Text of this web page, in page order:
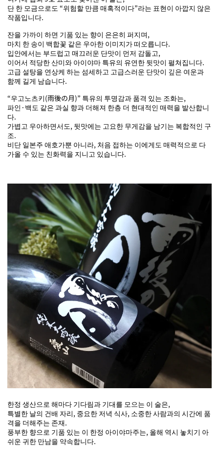
단 한 모금으로도 “위험할 만큼 매혹적이다”라는 표현이 아깝지 않은
작품입니다.
잔을 가까이 하면 기품 있는 향이 은은히 퍼지며,
마치 한 송이 백합꽃 같은 우아한 이미지가 떠오릅니다.
입안에서는 부드럽고 매끄러운 단맛이 먼저 감돌고,
이어서 적당한 산미와 아이야마 특유의 유연한 뒷맛이 펼쳐집니다.
고급 설탕을 연상케 하는 섬세하고 고급스러운 단맛이 깊은 여운과
함께 길게 남습니다.
“우고노츠키(雨後の月)” 특유의 투명감과 품격 있는 조화는,
파인·백도 같은 과실 향과 더해져 한층 더 현대적인 매력을 발산합니
다.
가볍고 우아하면서도, 뒷맛에는 고요한 무게감을 남기는 복합적인 구
조.
비단 일본주 애호가뿐 아니라, 처음 접하는 이에게도 매력적으로 다
가올 수 있는 친화력을 지니고 있습니다.
한정 생산으로 해마다 기다림과 기대를 모으는 이 술은,
특별한 날의 건배 자리, 중요한 저녁 식사, 소중한 사람과의 시간에 품
격을 더해주는 존재.
풍부한 향으로 기품 있는 이 한정 아이야마주는, 올해 역시 놓치기 아
쉬운 귀한 만남을 약속합니다.